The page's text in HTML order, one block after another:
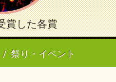
賞した各賞
/ 祭り・イベント